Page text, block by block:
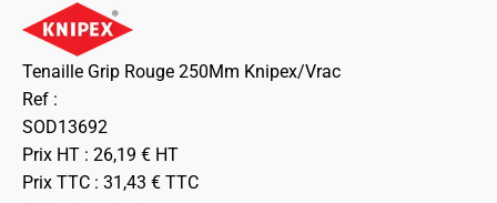
Tenaille Grip Rouge 250Mm Knipex/Vrac
Ref :
SOD13692
Prix HT : 26,19 € HT
Prix TTC : 31,43 € TTC